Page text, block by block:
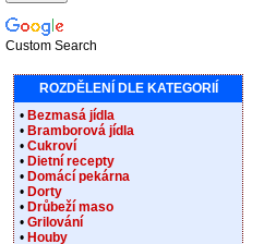
Custom Search
ROZDĚLENÍ DLE KATEGORIÍ
• Bezmasá jídla
• Bramborová jídla
• Cukroví
• Dietní recepty
• Domácí pekárna
• Dorty
• Drůbeží maso
• Grilování
• Houby